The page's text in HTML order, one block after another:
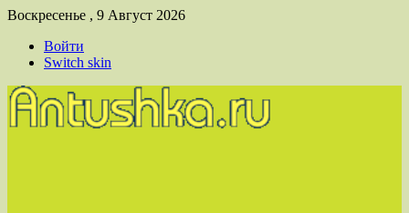
Воскресенье , 9 Август 2026
Войти
Switch skin